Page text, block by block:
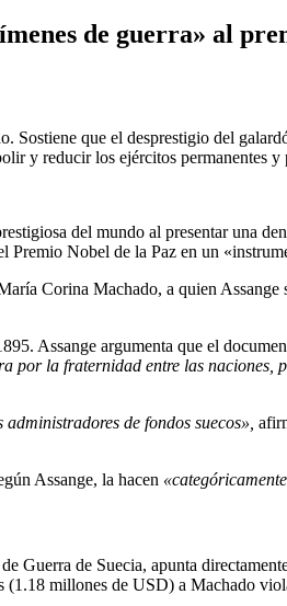
de guerra» al
que el desprestigio del
y reducir los ejércitos permanentes
del mundo al presentar una
Nobel de la Paz en un
Corina Machado, a quien
Assange argumenta que el
por la fraternidad entre las naciones,
de fondos suecos»,
Assange, la hacen
Guerra de Suecia, apunta
(1.18 millones de USD) a Machado